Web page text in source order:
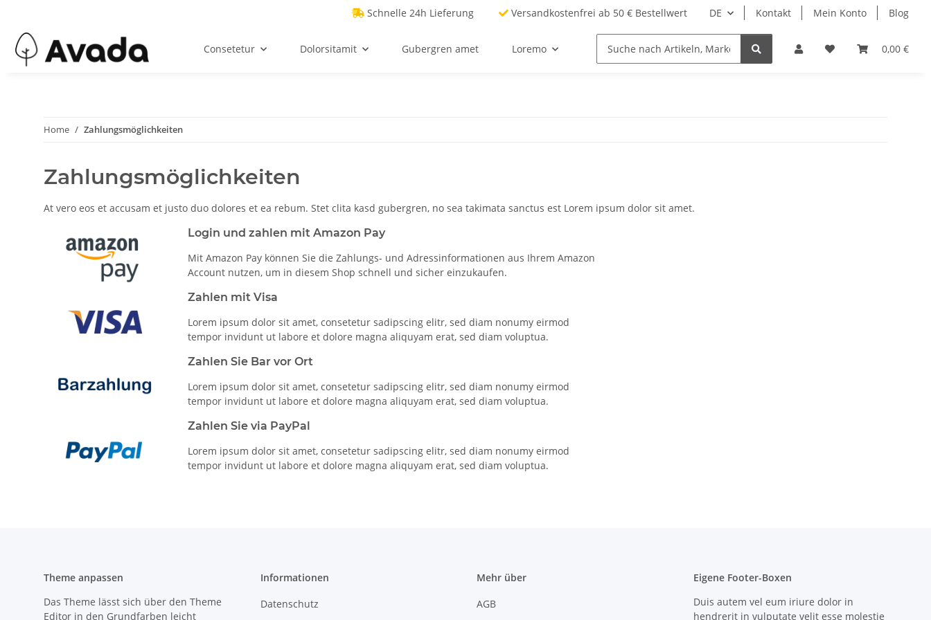
DE Kontakt Mein Konto Blog
Schnelle 24h Lieferung Versandkostenfrei ab 50 € Bestellwert
0,00 €
Consetetur Dolorsitamit Gubergren amet Loremo
Home Zahlungsmöglichkeiten
Zahlungsmöglichkeiten
At vero eos et accusam et justo duo dolores et ea rebum. Stet clita kasd gubergren, no sea takimata sanctus est Lorem ipsum dolor sit amet.
Login und zahlen mit Amazon Pay
Mit Amazon Pay können Sie die Zahlungs- und Adressinformationen aus Ihrem Amazon
Account nutzen, um in diesem Shop schnell und sicher einzukaufen.
Zahlen mit Visa
Lorem ipsum dolor sit amet, consetetur sadipscing elitr, sed diam nonumy eirmod
tempor invidunt ut labore et dolore magna aliquyam erat, sed diam voluptua.
Zahlen Sie Bar vor Ort
Lorem ipsum dolor sit amet, consetetur sadipscing elitr, sed diam nonumy eirmod
tempor invidunt ut labore et dolore magna aliquyam erat, sed diam voluptua.
Zahlen Sie via PayPal
Lorem ipsum dolor sit amet, consetetur sadipscing elitr, sed diam nonumy eirmod
tempor invidunt ut labore et dolore magna aliquyam erat, sed diam voluptua.
Theme anpassen
Das Theme lässt sich über den Theme
Editor in den Grundfarben leicht
Informationen
Datenschutz
Mehr über
AGB
Eigene Footer-Boxen
Duis autem vel eum iriure dolor in
hendrerit in vulputate velit esse molestie